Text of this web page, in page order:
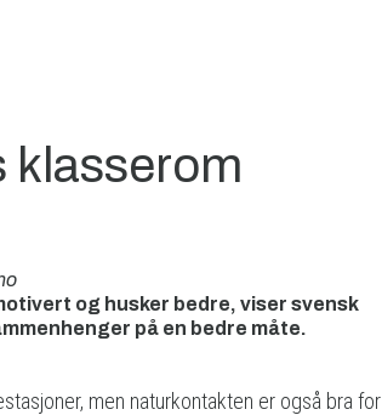
klasserom
og husker bedre, viser svensk
på en bedre måte.
men naturkontakten er også bra for